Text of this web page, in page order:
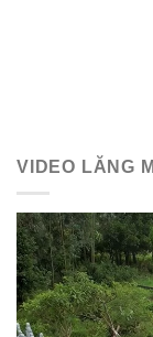
VIDEO LĂNG